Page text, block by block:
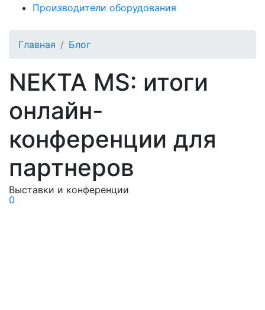
Производители оборудования
Главная Блог
NEKTA MS: итоги
онлайн-
конференции для
партнеров
Выставки и конференции
0